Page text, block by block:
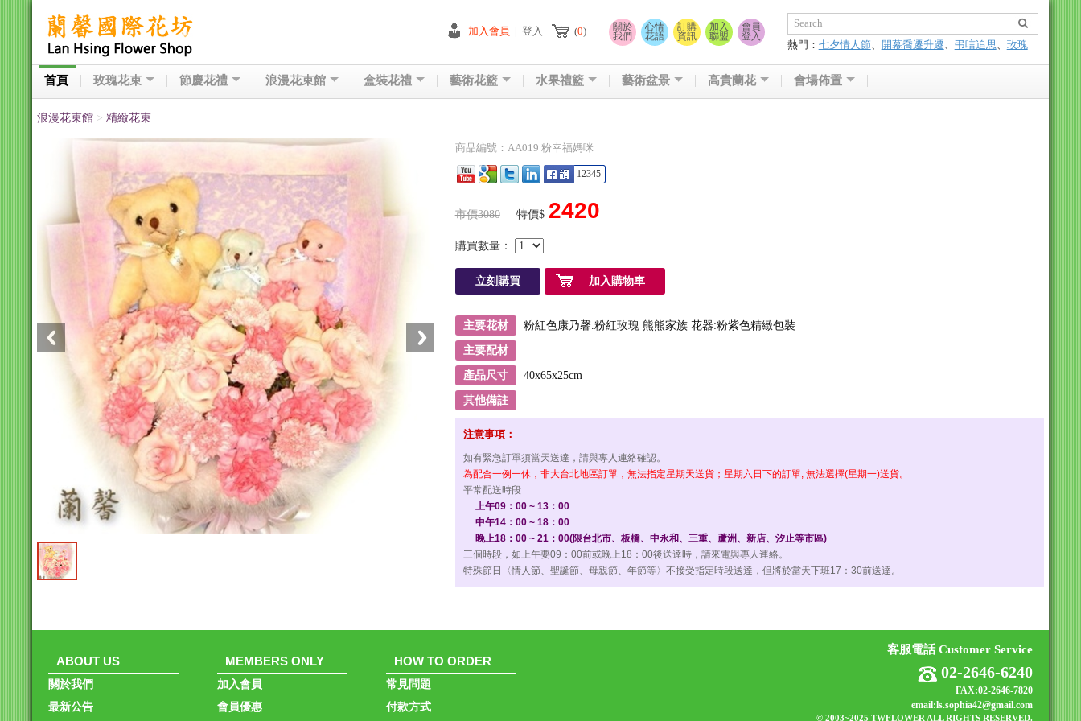
熱門： 七夕情人節、 開幕喬遷升遷、 弔唁追思、 玫瑰
花束
關於
我們
心情
花語
訂購
資訊
加入
聯盟
會員
登入
加入會員 | 登入 (0)
首頁 玫瑰花束 節慶花禮 浪漫花束館 盒裝花禮 藝術花籃 水果禮籃 藝術盆景 高貴蘭花 會場佈置
浪漫花束館 >精緻花束
商品編號：AA019 粉幸福媽咪
12345
市價3080 特價$ 2420
購買數量：
立刻購買 加入購物車
主要花材 粉紅色康乃馨.粉紅玫瑰 熊熊家族 花器:粉紫色精緻包裝
主要配材
產品尺寸 40x65x25cm
其他備註
注意事項：
如有緊急訂單須當天送達，請與專人連絡確認。
為配合一例一休，非大台北地區訂單，無法指定星期天送貨；星期六日下的訂單, 無法選擇(星期一)送貨。
平常配送時段
上午09：00 ~ 13：00
中午14：00 ~ 18：00
晚上18：00 ~ 21：00(限台北市、板橋、中永和、三重、蘆洲、新店、汐止等市區)
三個時段，如上午要09：00前或晚上18：00後送達時，請來電與專人連絡。
特殊節日〈情人節、聖誕節、母親節、年節等〉不接受指定時段送達，但將於當天下班17：30前送達。
ABOUT US
關於我們
最新公告
MEMBERS ONLY
加入會員
會員優惠
HOW TO ORDER
常見問題
付款方式
客服電話 Customer Service
02-2646-6240
FAX:02-2646-7820
email:ls.sophia42@gmail.com
© 2003~2025 TWFLOWER ALL RIGHTS RESERVED.